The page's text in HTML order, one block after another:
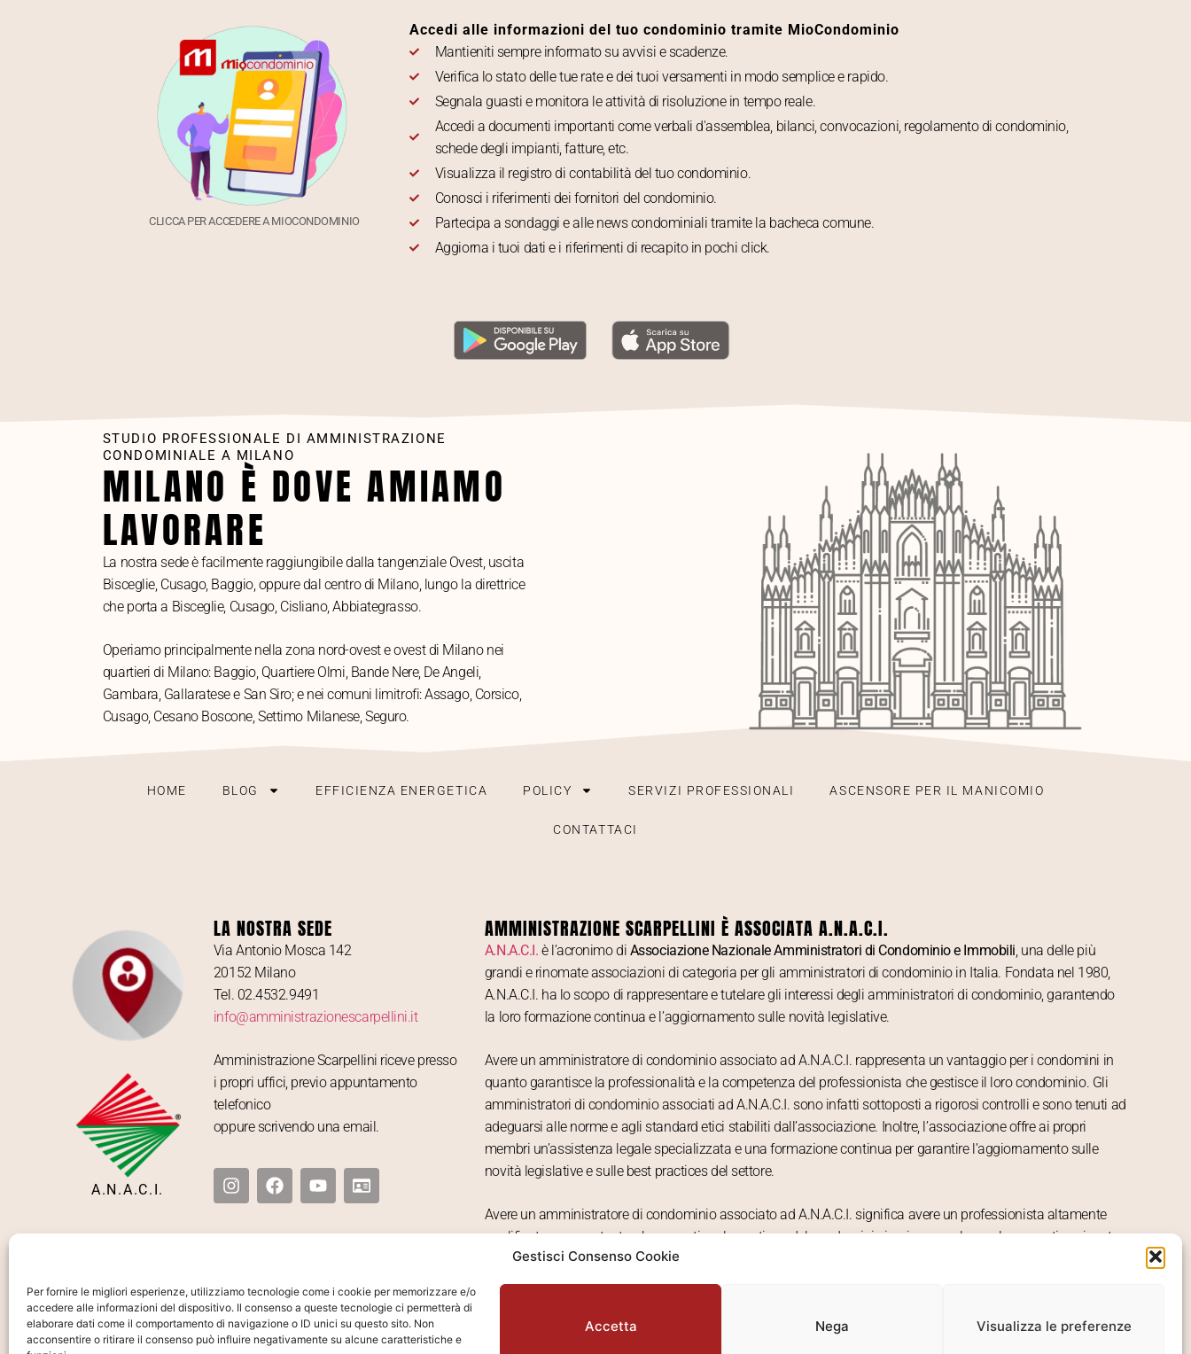
Gestisci Consenso Cookie
Per fornire le migliori esperienze, utilizziamo tecnologie come i cookie per memorizzare e/o
accedere alle informazioni del dispositivo. Il consenso a queste tecnologie ci permetterà di
elaborare dati come il comportamento di navigazione o ID unici su questo sito. Non
acconsentire o ritirare il consenso può influire negativamente su alcune caratteristiche e
Accetta Nega Visualizza le preferenze
CLICCA PER ACCEDERE A MIOCONDOMINIO
Accedi alle informazioni del tuo condominio tramite MioCondominio
Mantieniti sempre informato su avvisi e scadenze.
Verifica lo stato delle tue rate e dei tuoi versamenti in modo semplice e rapido.
Segnala guasti e monitora le attività di risoluzione in tempo reale.
Accedi a documenti importanti come verbali d'assemblea, bilanci, convocazioni, regolamento di condominio,
schede degli impianti, fatture, etc.
Visualizza il registro di contabilità del tuo condominio.
Conosci i riferimenti dei fornitori del condominio.
Partecipa a sondaggi e alle news condominiali tramite la bacheca comune.
Aggiorna i tuoi dati e i riferimenti di recapito in pochi click.
STUDIO PROFESSIONALE DI AMMINISTRAZIONE
CONDOMINIALE A MILANO
MILANO È DOVE AMIAMO
LAVORARE
La nostra sede è facilmente raggiungibile dalla tangenziale Ovest, uscita
Bisceglie, Cusago, Baggio, oppure dal centro di Milano, lungo la direttrice
che porta a Bisceglie, Cusago, Cisliano, Abbiategrasso.
Operiamo principalmente nella zona nord-ovest e ovest di Milano nei
quartieri di Milano: Baggio, Quartiere Olmi, Bande Nere, De Angeli,
Gambara, Gallaratese e San Siro; e nei comuni limitrofi: Assago, Corsico,
Cusago, Cesano Boscone, Settimo Milanese, Seguro.
HOME BLOG EFFICIENZA ENERGETICA POLICY SERVIZI PROFESSIONALI ASCENSORE PER IL MANICOMIO
CONTATTACI
A.N.A.C.I.
LA NOSTRA SEDE
Via Antonio Mosca 142
20152 Milano
Tel. 02.4532.9491
info@amministrazionescarpellini.it
Amministrazione Scarpellini riceve presso
i propri uffici, previo appuntamento
telefonico
oppure scrivendo una email.
AMMINISTRAZIONE SCARPELLINI È ASSOCIATA A.N.A.C.I.
A.N.A.C.I. è l’acronimo di Associazione Nazionale Amministratori di Condominio e Immobili, una delle più
grandi e rinomate associazioni di categoria per gli amministratori di condominio in Italia. Fondata nel 1980,
A.N.A.C.I. ha lo scopo di rappresentare e tutelare gli interessi degli amministratori di condominio, garantendo
la loro formazione continua e l’aggiornamento sulle novità legislative.
Avere un amministratore di condominio associato ad A.N.A.C.I. rappresenta un vantaggio per i condomini in
quanto garantisce la professionalità e la competenza del professionista che gestisce il loro condominio. Gli
amministratori di condominio associati ad A.N.A.C.I. sono infatti sottoposti a rigorosi controlli e sono tenuti ad
adeguarsi alle norme e agli standard etici stabiliti dall’associazione. Inoltre, l’associazione offre ai propri
membri un’assistenza legale specializzata e una formazione continua per garantire l’aggiornamento sulle
novità legislative e sulle best practices del settore.
Avere un amministratore di condominio associato ad A.N.A.C.I. significa avere un professionista altamente
qualificato e competente, che garantisce la gestione del condominio in piena regola con la normativa vigente
e che saprà rispondere a tutte le esigenze dei condomini.